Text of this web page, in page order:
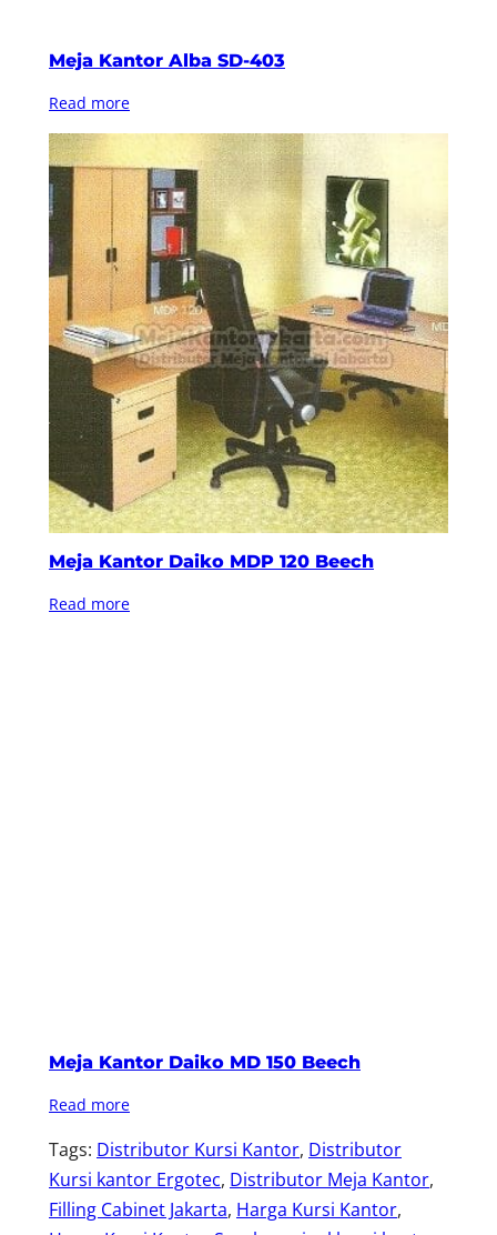
Meja Kantor Alba SD-403
Read more
Meja Kantor Daiko MDP 120 Beech
Read more
Meja Kantor Daiko MD 150 Beech
Read more
Tags: Distributor Kursi Kantor, Distributor
Kursi kantor Ergotec, Distributor Meja Kantor
Filling Cabinet Jakarta, Harga Kursi Kantor